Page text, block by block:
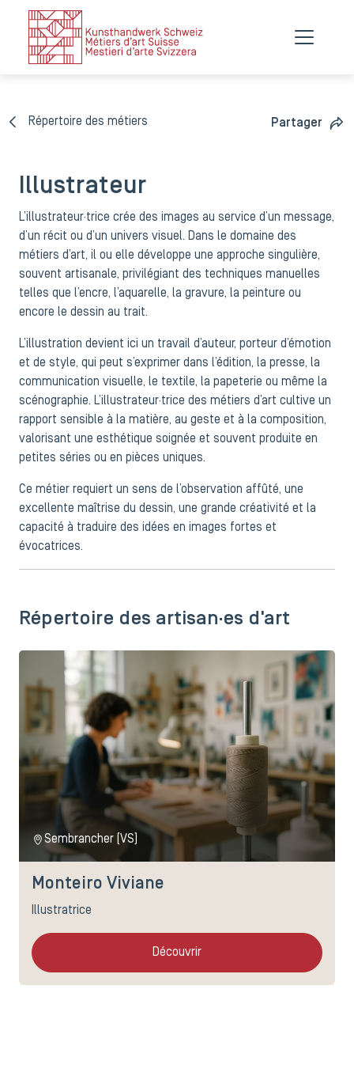
Répertoire des métiers Partager
Illustrateur
L’illustrateur·trice crée des images au service d’un message,
d’un récit ou d’un univers visuel. Dans le domaine des
métiers d’art, il ou elle développe une approche singulière,
souvent artisanale, privilégiant des techniques manuelles
telles que l’encre, l’aquarelle, la gravure, la peinture ou
encore le dessin au trait.
L’illustration devient ici un travail d’auteur, porteur d’émotion
et de style, qui peut s’exprimer dans l’édition, la presse, la
communication visuelle, le textile, la papeterie ou même la
scénographie. L’illustrateur·trice des métiers d’art cultive un
rapport sensible à la matière, au geste et à la composition,
valorisant une esthétique soignée et souvent produite en
petites séries ou en pièces uniques.
Ce métier requiert un sens de l’observation affûté, une
excellente maîtrise du dessin, une grande créativité et la
capacité à traduire des idées en images fortes et
évocatrices.
Répertoire des artisan·es d'art
Sembrancher (VS)
Monteiro Viviane
Illustratrice
Découvrir